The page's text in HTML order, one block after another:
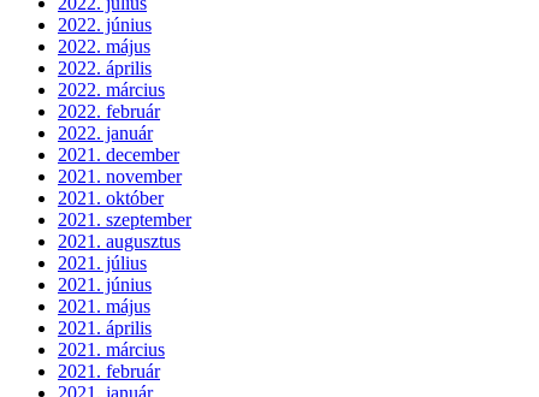
2022. június
2022. május
2022. április
2022. március
2022. február
2022. január
2021. december
2021. november
2021. október
2021. szeptember
2021. augusztus
2021. július
2021. június
2021. május
2021. április
2021. március
2021. február
2021. január